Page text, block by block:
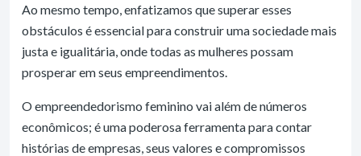
Ao mesmo tempo, enfatizamos que superar esses
obstáculos é essencial para construir uma sociedade mais
justa e igualitária, onde todas as mulheres possam
prosperar em seus empreendimentos.
O empreendedorismo feminino vai além de números
econômicos; é uma poderosa ferramenta para contar
histórias de empresas, seus valores e compromissos